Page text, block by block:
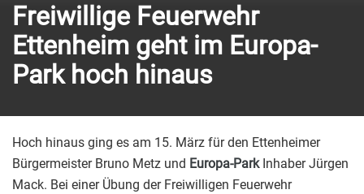
Freiwillige Feuerwehr
Ettenheim geht im Europa-
Park hoch hinaus
Hoch hinaus ging es am 15. März für den Ettenheimer
Bürgermeister Bruno Metz und Europa-ParkInhaber Jürgen
Mack. Bei einer Übung der Freiwilligen Feuerwehr